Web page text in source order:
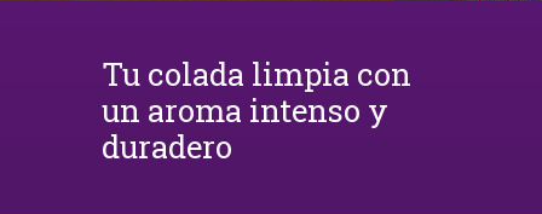
Tu colada limpia con
un aroma intenso y
duradero